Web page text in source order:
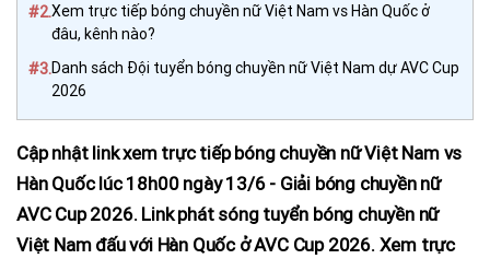
#2.Xem trực tiếp bóng chuyền nữ Việt Nam vs Hàn Quốc ở
đâu, kênh nào?
#3.Danh sách Đội tuyển bóng chuyền nữ Việt Nam dự AVC Cup
2026
Cập nhật link xem trực tiếp bóng chuyền nữ Việt Nam vs
Hàn Quốc lúc 18h00 ngày 13/6 - Giải bóng chuyền nữ
AVC Cup 2026. Link phát sóng tuyển bóng chuyền nữ
Việt Nam đấu với Hàn Quốc ở AVC Cup 2026. Xem trực